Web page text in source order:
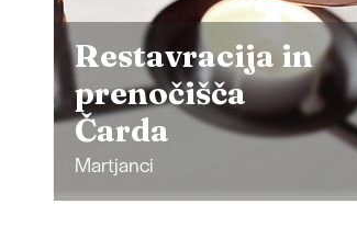
Zdravilišče
Radenci
Radenci